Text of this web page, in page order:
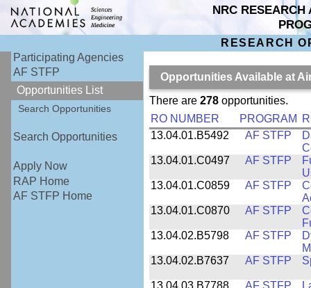
NRC RESEARCH
RESEARCH
Participating Agencies
AF STFP
Opportunities List
Search Opportunities
Search Opportunities
Apply Now
RAP Home
AF STFP Home
Opportunities Available at
There are 278opportunities.
RO NUMBER
PROGRAM
13.04.01.B5492
AF STFP
13.04.01.C0497
AF STFP
13.04.01.C0859
AF STFP
13.04.01.C0870
AF STFP
13.04.02.B5798
AF STFP
13.04.02.B7637
AF STFP
13.04.03.B7788 AF STFP